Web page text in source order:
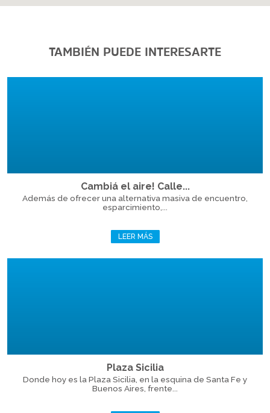
TAMBIÉN PUEDE INTERESARTE
Cambiá el aire! Calle...
Además de ofrecer una alternativa masiva de encuentro,
esparcimiento,...
LEER MÁS
Plaza Sicilia
Donde hoy es la Plaza Sicilia, en la esquina de Santa Fe y
Buenos Aires, frente...